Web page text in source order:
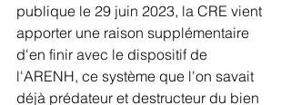
publique le 29 juin 2023, la CRE vient
apporter une raison supplémentaire
d'en finir avec le dispositif de
l'ARENH, ce système que l'on savait
déjà prédateur et destructeur du bien